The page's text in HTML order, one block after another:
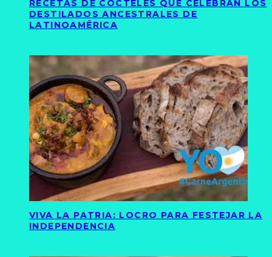
RECETAS DE CÓCTELES QUE CELEBRAN LOS
DESTILADOS ANCESTRALES DE
LATINOAMÉRICA
VIVA LA PATRIA: LOCRO PARA FESTEJAR LA
INDEPENDENCIA